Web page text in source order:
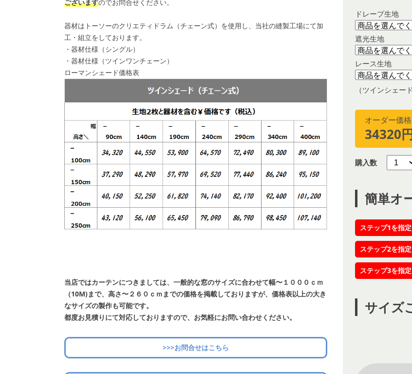
ございますのでお問合せください。
器材はトーソーのクリエティドラム（チェーン式）を使用し、当社の縫製工場にて加
工・組立をしております。
・ 器材仕様（シングル）
・ 器材仕様（ツインワンチェーン）
ローマンシェード価格表
当店ではカーテンにつきましては、一般的な窓のサイズに合わせて幅〜１０００ｃｍ
（10M)まで、高さ〜２６０ｃｍまでの価格を掲載しておりますが、価格表以上の大き
なサイズの製作も可能です。
都度お見積りにて対応しておりますので、お気軽にお問い合わせください。
>>>お問合せはこちら
ドレープ生地
遮光生地
レース生地
（ツインシェー
オーダー価格
34320
購入数
簡単オ
ステップ1を指
ステップ2を指
ステップ3を指
サイズ